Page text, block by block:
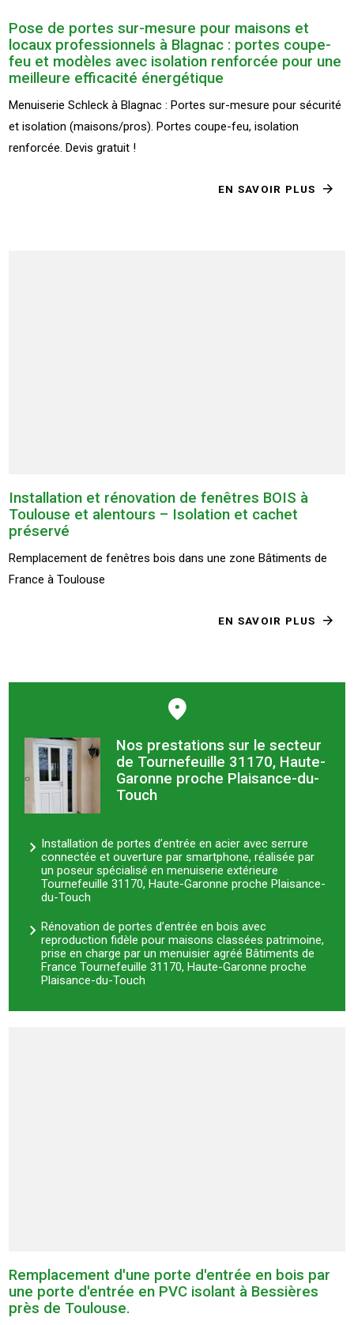
Pose de portes sur-mesure pour maisons et
locaux professionnels à Blagnac : portes coupe-
feu et modèles avec isolation renforcée pour une
meilleure efficacité énergétique
Menuiserie Schleck à Blagnac : Portes sur-mesure pour sécurité
et isolation (maisons/pros). Portes coupe-feu, isolation
renforcée. Devis gratuit !
EN SAVOIR PLUS
Installation et rénovation de fenêtres BOIS à
Toulouse et alentours – Isolation et cachet
préservé
Remplacement de fenêtres bois dans une zone Bâtiments de
France à Toulouse
EN SAVOIR PLUS
Nos prestations sur le secteur
de Tournefeuille 31170, Haute-
Garonne proche Plaisance-du-
Touch
Installation de portes d’entrée en acier avec serrure
connectée et ouverture par smartphone, réalisée par
un poseur spécialisé en menuiserie extérieure
Tournefeuille 31170, Haute-Garonne proche Plaisance-
du-Touch
Rénovation de portes d’entrée en bois avec
reproduction fidèle pour maisons classées patrimoine,
prise en charge par un menuisier agréé Bâtiments de
France Tournefeuille 31170, Haute-Garonne proche
Plaisance-du-Touch
Remplacement d'une porte d'entrée en bois par
une porte d'entrée en PVC isolant à Bessières
près de Toulouse.